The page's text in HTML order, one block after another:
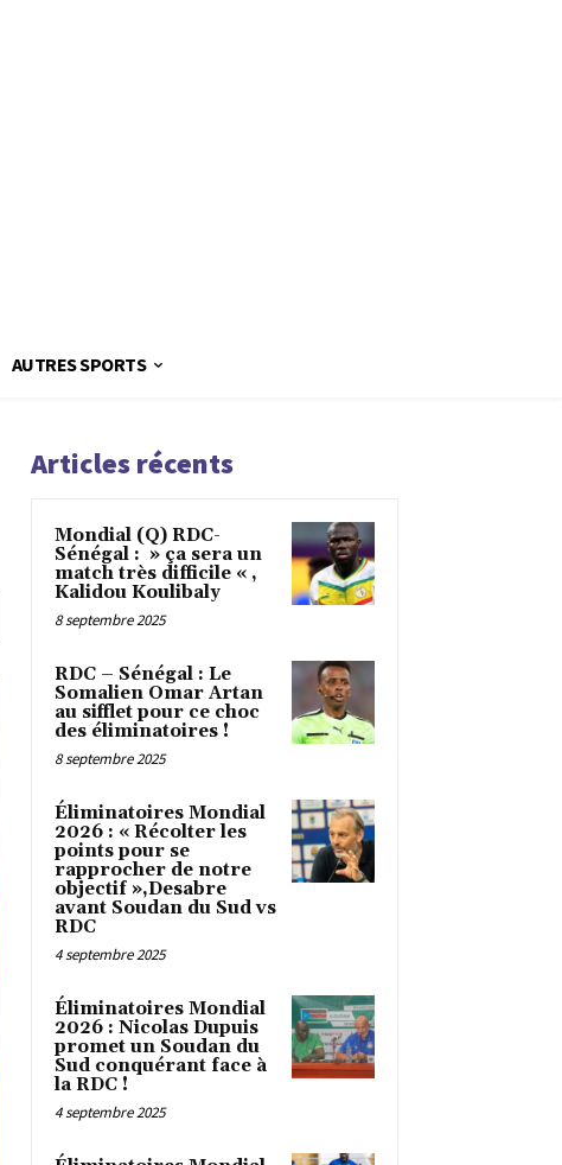
AUTRES SPORTS
Articles récents
Mondial (Q) RDC-
Sénégal : » ça sera un
match très difficile « ,
Kalidou Koulibaly
8 septembre 2025
RDC – Sénégal : Le
Somalien Omar Artan
au sifflet pour ce choc
des éliminatoires !
8 septembre 2025
Éliminatoires Mondial
2026 : « Récolter les
points pour se
rapprocher de notre
objectif »,Desabre
avant Soudan du Sud vs
RDC
4 septembre 2025
Éliminatoires Mondial
2026 : Nicolas Dupuis
promet un Soudan du
Sud conquérant face à
la RDC !
4 septembre 2025